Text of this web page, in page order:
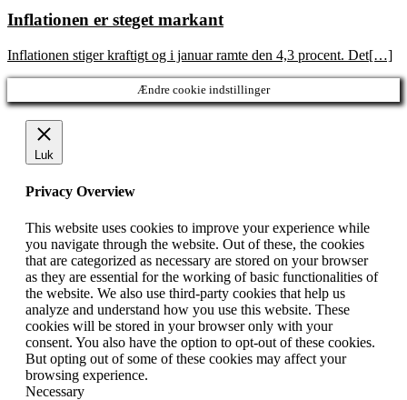
Inflationen er steget markant
Inflationen stiger kraftigt og i januar ramte den 4,3 procent. Det[…]
Ændre cookie indstillinger
Luk
Privacy Overview
This website uses cookies to improve your experience while
you navigate through the website. Out of these, the cookies
that are categorized as necessary are stored on your browser
as they are essential for the working of basic functionalities of
the website. We also use third-party cookies that help us
analyze and understand how you use this website. These
cookies will be stored in your browser only with your
consent. You also have the option to opt-out of these cookies.
But opting out of some of these cookies may affect your
browsing experience.
Necessary